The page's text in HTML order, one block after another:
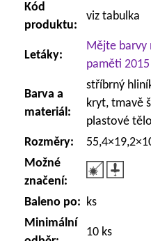
Kód
produktu:
viz tabulka
Letáky:
Mějte barvy
paměti 2015
Barva a
materiál:
stříbrný
kryt, tmavě
plastové tělo
Rozměry:
Možné
značení:
Baleno po: ks
Minimální
10 ks